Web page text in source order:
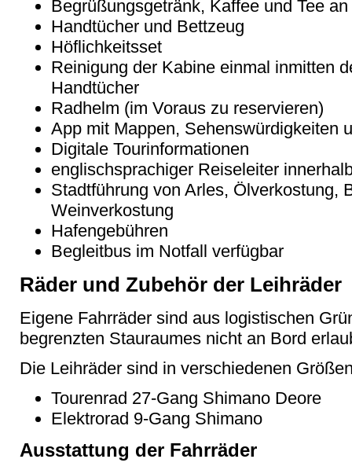
Begrüßungsgetränk, Kaffee und Tee
Handtücher und Bettzeug
Höflichkeitsset
Reinigung der Kabine einmal inmitten
Handtücher
Radhelm (im Voraus zu reservieren)
App mit Mappen, Sehenswürdigkeiten
Digitale Tourinformationen
englischsprachiger Reiseleiter
Stadtführung von Arles, Ölverkostung,
Weinverkostung
Hafengebühren
Begleitbus im Notfall verfügbar
Räder und Zubehör der Leihräder
Eigene Fahrräder sind aus logistischen
begrenzten Stauraumes nicht an Bord
Die Leihräder sind in verschiedenen
Tourenrad 27-Gang Shimano Deore
Elektrorad 9-Gang Shimano
Ausstattung der Fahrräder